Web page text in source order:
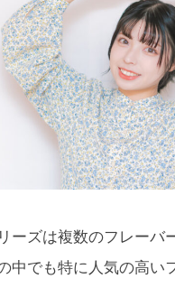
ーズは複数のフレーバ
中でも特に人気の高い